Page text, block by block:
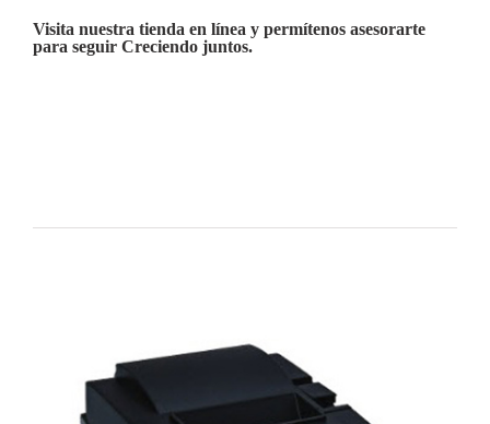
Visita nuestra tienda en línea y permítenos asesorarte
para seguir Creciendo juntos.